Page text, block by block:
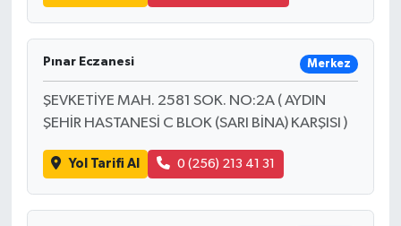
Pınar Eczanesi Merkez
ŞEVKETİYE MAH. 2581 SOK. NO:2A ( AYDIN
ŞEHİR HASTANESİ C BLOK (SARI BİNA) KARŞISI )
Yol Tarifi Al 0 (256) 213 41 31